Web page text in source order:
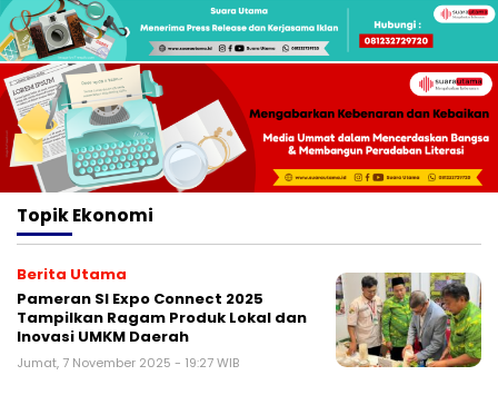
TopikEkonomi
Berita Utama
Pameran SI Expo Connect 2025
Tampilkan Ragam Produk Lokal dan
Inovasi UMKM Daerah
Jumat, 7 November 2025 - 19:27 WIB